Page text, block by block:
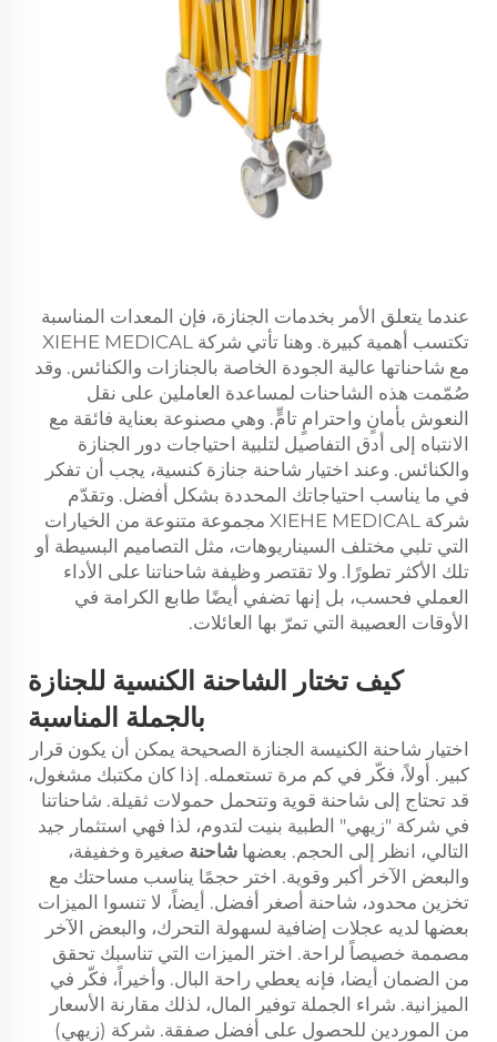
عندما يتعلق الأمر بخدمات الجنازة، فإن المعدات المناسبة
تكتسب أهمية كبيرة. وهنا تأتي شركة XIEHE MEDICAL
مع شاحناتها عالية الجودة الخاصة بالجنازات والكنائس. وقد
صُمّمت هذه الشاحنات لمساعدة العاملين على نقل
النعوش بأمانٍ واحترامٍ تامٍّ. وهي مصنوعة بعناية فائقة مع
الانتباه إلى أدق التفاصيل لتلبية احتياجات دور الجنازة
والكنائس. وعند اختيار شاحنة جنازة كنسية، يجب أن تفكر
في ما يناسب احتياجاتك المحددة بشكل أفضل. وتقدّم
شركة XIEHE MEDICAL مجموعة متنوعة من الخيارات
التي تلبي مختلف السيناريوهات، مثل التصاميم البسيطة أو
تلك الأكثر تطورًا. ولا تقتصر وظيفة شاحناتنا على الأداء
العملي فحسب، بل إنها تضفي أيضًا طابع الكرامة في
الأوقات العصيبة التي تمرّ بها العائلات.
كيف تختار الشاحنة الكنسية للجنازة
بالجملة المناسبة
اختيار شاحنة الكنيسة الجنازة الصحيحة يمكن أن يكون قرار
كبير. أولاً، فكّر في كم مرة تستعمله. إذا كان مكتبك مشغول،
قد تحتاج إلى شاحنة قوية وتتحمل حمولات ثقيلة. شاحناتنا
في شركة "زيهي" الطبية بنيت لتدوم، لذا فهي استثمار جيد
التالي، انظر إلى الحجم. بعضها شاحنة صغيرة وخفيفة،
والبعض الآخر أكبر وقوية. اختر حجمًا يناسب مساحتك مع
تخزين محدود، شاحنة أصغر أفضل. أيضاً، لا تنسوا الميزات
بعضها لديه عجلات إضافية لسهولة التحرك، والبعض الآخر
مصممة خصيصاً لراحة. اختر الميزات التي تناسبك تحقق
من الضمان أيضا، فإنه يعطي راحة البال. وأخيراً، فكّر في
الميزانية. شراء الجملة توفير المال، لذلك مقارنة الأسعار
من الموردين للحصول على أفضل صفقة. شركة (زيهي)